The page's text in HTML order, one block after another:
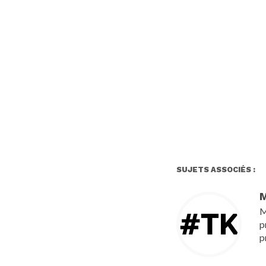
SUJETS ASSOCIÉS :